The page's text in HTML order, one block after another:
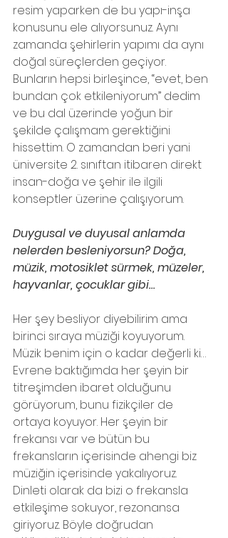
resim yaparken de bu yapı-inşa
konusunu ele alıyorsunuz. Aynı
zamanda şehirlerin yapımı da aynı
doğal süreçlerden geçiyor.
Bunların hepsi birleşince, “evet, ben
bundan çok etkileniyorum” dedim
ve bu dal üzerinde yoğun bir
şekilde çalışmam gerektiğini
hissettim. O zamandan beri yani
üniversite 2. sınıftan itibaren direkt
insan-doğa ve şehir ile ilgili
konseptler üzerine çalışıyorum.
Duygusal ve duyusal anlamda
nelerden besleniyorsun? Doğa,
müzik, motosiklet sürmek, müzeler,
hayvanlar, çocuklar gibi…
Her şey besliyor diyebilirim ama
birinci sıraya müziği koyuyorum.
Müzik benim için o kadar değerli ki…
Evrene baktığımda her şeyin bir
titreşimden ibaret olduğunu
görüyorum, bunu fizikçiler de
ortaya koyuyor. Her şeyin bir
frekansı var ve bütün bu
frekansların içerisinde ahengi biz
müziğin içerisinde yakalıyoruz.
Dinleti olarak da bizi o frekansla
etkileşime sokuyor, rezonansa
giriyoruz. Böyle doğrudan